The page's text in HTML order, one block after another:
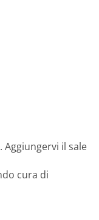
Aggiungervi il sale
cura di